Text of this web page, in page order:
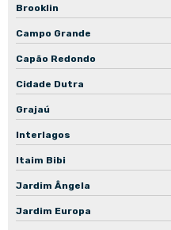
Manutenção preventiva de
Empresa de manutenção de
Empresa de manutenção de
Empresa de manutenção de
Empresa de manutenção de
Empresa de manutenção de
Empresa de manutenção de
Oficina de rebobinamento de
Brooklin
Campo Grande
Capão Redondo
Cidade Dutra
Grajaú
Interlagos
Itaim Bibi
Jardim Ângela
Jardim Europa